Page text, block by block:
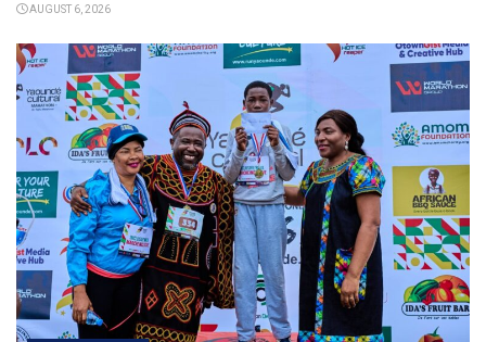
AUGUST 6, 2026